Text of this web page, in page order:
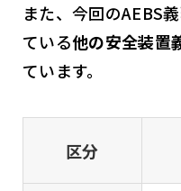
また、今回のAEBS
ている他の安全装置
ています。
区分